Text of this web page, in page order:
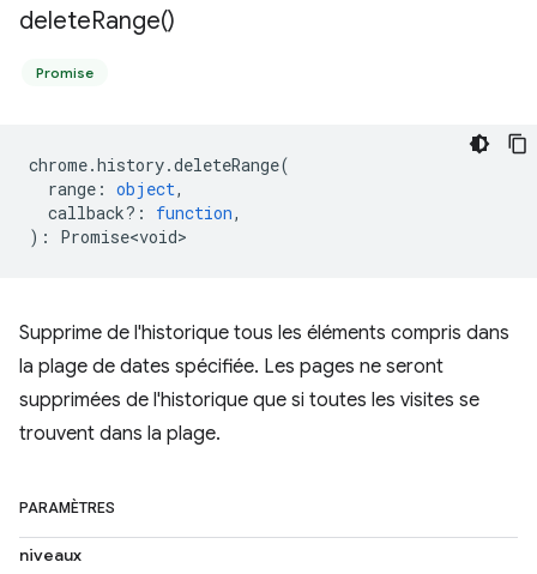
deleteRange()
Promise
chrome.history.deleteRange(
range : object,
callback? : function,
) : Promise<void>
Supprime de l'historique tous les éléments compris dans
la plage de dates spécifiée. Les pages ne seront
supprimées de l'historique que si toutes les visites se
trouvent dans la plage.
PARAMÈTRES
niveaux